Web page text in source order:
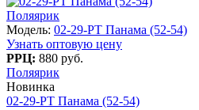
Поляярик
Модель: 02-29-PT Панама (52-54)
Узнать оптовую цену
РРЦ: 880 руб.
Поляярик
Новинка
02-29-PT Панама (52-54)